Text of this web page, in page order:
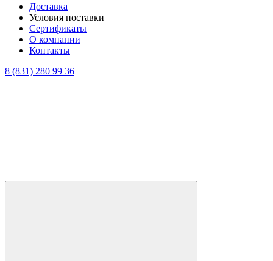
Доставка
Условия поставки
Сертификаты
О компании
Контакты
8 (831) 280 99 36